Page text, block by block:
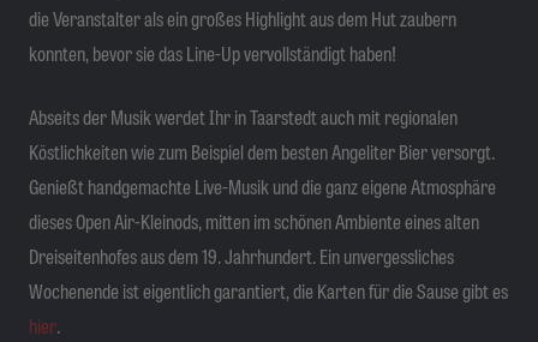
die Veranstalter als ein großes Highlight aus dem Hut zaubern
konnten, bevor sie das Line-Up vervollständigt haben!
Abseits der Musik werdet Ihr in Taarstedt auch mit regionalen
Köstlichkeiten wie zum Beispiel dem besten Angeliter Bier versorgt.
Genießt handgemachte Live-Musik und die ganz eigene Atmosphäre
dieses Open Air-Kleinods, mitten im schönen Ambiente eines alten
Dreiseitenhofes aus dem 19. Jahrhundert. Ein unvergessliches
Wochenende ist eigentlich garantiert, die Karten für die Sause gibt es
hier.